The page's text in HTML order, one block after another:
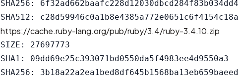
SHA256:
https://cache.ruby-lang.org/pub/ruby/3.4/ruby-3.4.10.zip
SIZE: 27697773
SHA1: 09dd69e25c393071bd0550da5f4983ee4d9550a3
SHA256: